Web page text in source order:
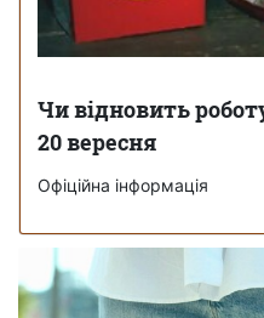
Чи відновить
20 вересня
Офіційна інформація